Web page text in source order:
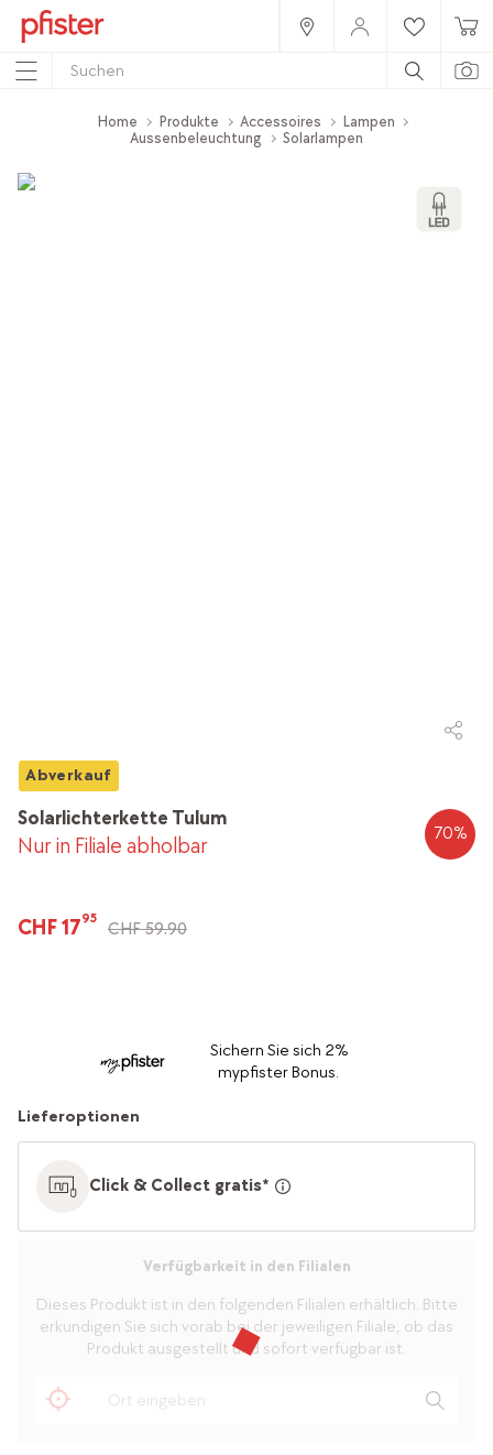
Home Produkte Accessoires
Lampen
Aussenbeleuchtung
Solarlampen
Abverkauf
Solarlichterkette Tulum
Nur in Filiale abholbar 70%
CHF 1795
CHF 59.90
Sichern Sie sich 2%
mypfister Bonus.
Lieferoptionen
Click & Collect gratis*
Verfügbarkeit in den Filialen
Dieses Produkt ist in den folgenden Filialen erhältlich. Bitte
erkundigen Sie sich vorab bei der jeweiligen Filiale, ob das
Produkt ausgestellt und sofort verfügbar ist.